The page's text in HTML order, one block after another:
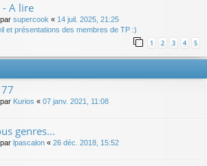
- A lire
supercook « 14 juil. 2025, 21:25
et présentations des membres de TP :)
1 2 3 4 5
Kurios « 07 janv. 2021, 11:08
genres...
lpascalon « 26 déc. 2018, 15:52